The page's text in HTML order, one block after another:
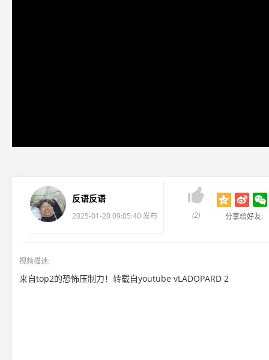
反语反语
2025-01-20 09:05:40 发布

(2) 分享给好友:
视频描述:
来自top2的恐怖压制力！转载自youtube vLADOPARD 2